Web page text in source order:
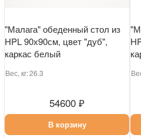
"Малага" обеденный стол из
HPL 90х90см, цвет "дуб",
каркас белый
Вес, кг:26.3
54600 ₽
В корзину